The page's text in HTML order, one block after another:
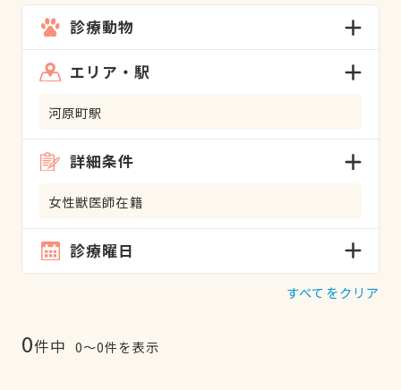
診療動物
エリア・駅
河原町駅
詳細条件
女性獣医師在籍
診療曜日
すべてをクリア
0件中 0〜0件を表示